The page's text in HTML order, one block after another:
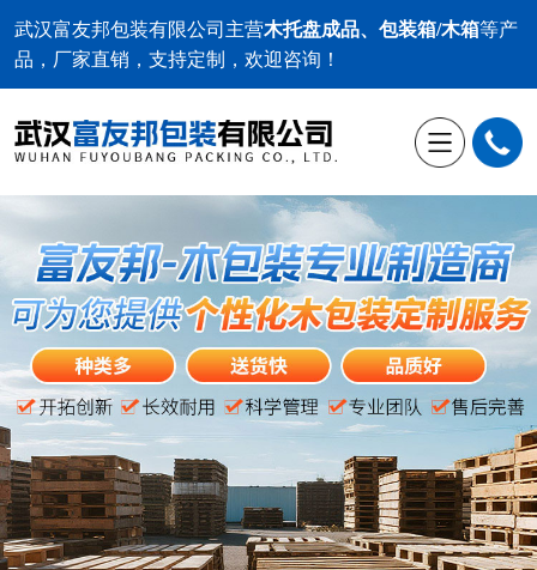
武汉富友邦包装有限公司 主营木托盘成品、包装箱/木箱等产
品，厂家直销，支持定制，欢迎咨询！